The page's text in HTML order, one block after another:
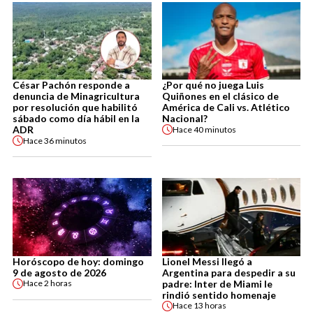
César Pachón responde a
denuncia de Minagricultura
por resolución que habilitó
sábado como día hábil en la
ADR
Hace36 minutos
¿Por qué no juega Luis
Quiñones en el clásico de
América de Cali vs. Atlético
Nacional?
Hace40 minutos
Horóscopo de hoy: domingo
9 de agosto de 2026
Hace2 horas
Lionel Messi llegó a
Argentina para despedir a su
padre: Inter de Miami le
rindió sentido homenaje
Hace 13 horas